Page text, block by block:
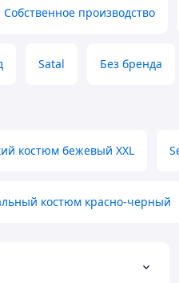
Собственное производство
Satal Без бренда
костюм бежевый XXL
костюм красно-черный